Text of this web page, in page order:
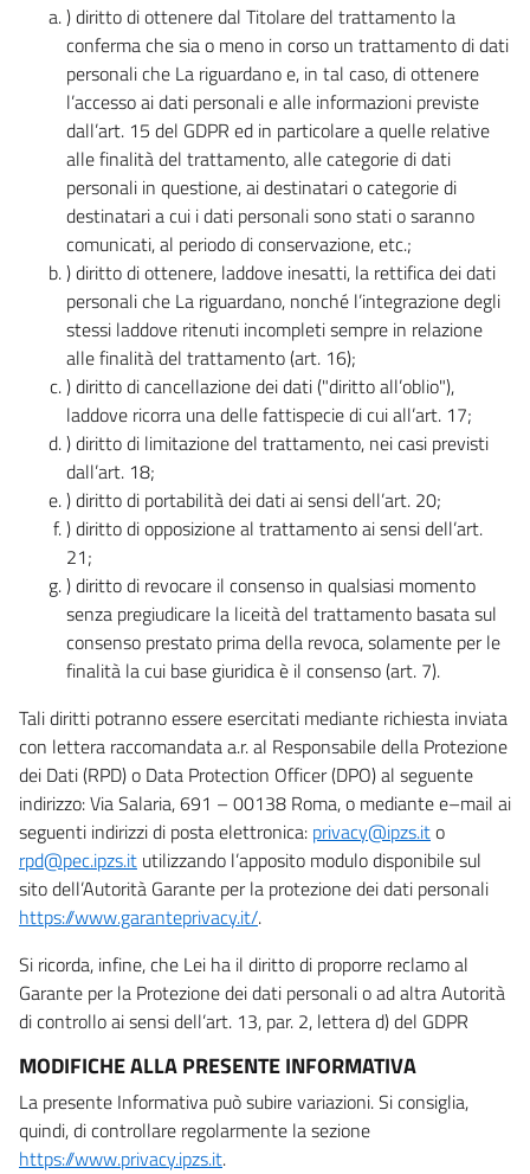
) diritto di ottenere dal Titolare del trattamento la
conferma che sia o meno in corso un trattamento di dati
personali che La riguardano e, in tal caso, di ottenere
l’accesso ai dati personali e alle informazioni previste
dall’art. 15 del GDPR ed in particolare a quelle relative
alle finalità del trattamento, alle categorie di dati
personali in questione, ai destinatari o categorie di
destinatari a cui i dati personali sono stati o saranno
comunicati, al periodo di conservazione, etc.;
) diritto di ottenere, laddove inesatti, la rettifica dei dati
personali che La riguardano, nonché l’integrazione degli
stessi laddove ritenuti incompleti sempre in relazione
alle finalità del trattamento (art. 16);
) diritto di cancellazione dei dati ("diritto all’oblio"),
laddove ricorra una delle fattispecie di cui all’art. 17;
) diritto di limitazione del trattamento, nei casi previsti
dall’art. 18;
) diritto di portabilità dei dati ai sensi dell’art. 20;
) diritto di opposizione al trattamento ai sensi dell’art.
21;
) diritto di revocare il consenso in qualsiasi momento
senza pregiudicare la liceità del trattamento basata sul
consenso prestato prima della revoca, solamente per le
finalità la cui base giuridica è il consenso (art. 7).
Tali diritti potranno essere esercitati mediante richiesta inviata
con lettera raccomandata a.r. al Responsabile della Protezione
dei Dati (RPD) o Data Protection Officer (DPO) al seguente
indirizzo: Via Salaria, 691 – 00138 Roma, o mediante e–mail ai
seguenti indirizzi di posta elettronica: privacy@ipzs.ito
rpd@pec.ipzs.it utilizzando l’apposito modulo disponibile sul
sito dell’Autorità Garante per la protezione dei dati personali
https://www.garanteprivacy.it/.
Si ricorda, infine, che Lei ha il diritto di proporre reclamo al
Garante per la Protezione dei dati personali o ad altra Autorità
di controllo ai sensi dell’art. 13, par. 2, lettera d) del GDPR
MODIFICHE ALLA PRESENTE INFORMATIVA
La presente Informativa può subire variazioni. Si consiglia,
quindi, di controllare regolarmente la sezione
https://www.privacy.ipzs.it.